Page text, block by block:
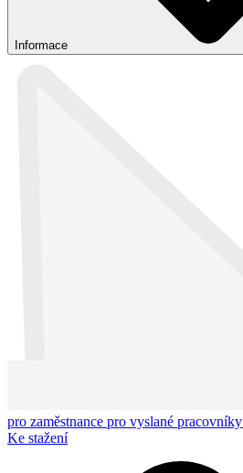
Informace
pro zaměstnance pro vyslané pracovníky
Ke stažení